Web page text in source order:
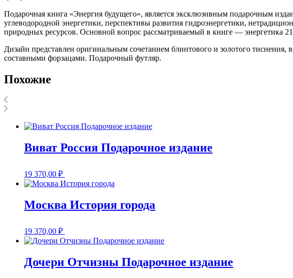
Подарочная книга «Энергия будущего», является эксклюзивным подарочным
углеводородной энергетики, перспективы развития гидроэнергетики,
природных ресурсов. Основной вопрос рассматриваемый в книге — энергетика
Дизайн представлен оригинальным сочетанием блинтового и золотого
составными форзацами. Подарочный футляр.
Похожие
Виват Россия Подарочное издание
19 370,00 ₽
Москва История города
19 370,00 ₽
Дочери Отчизны Подарочное издание